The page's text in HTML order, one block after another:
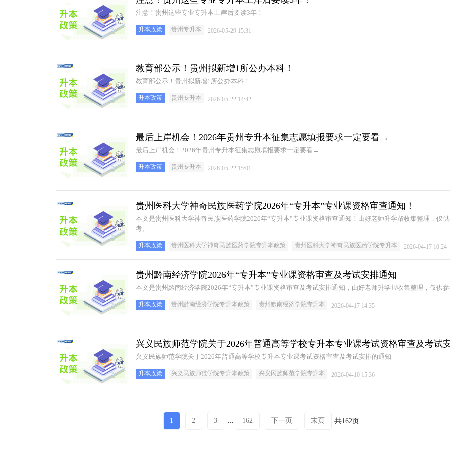
注意！贵州这些专业专升本上岸后要读3年！
升本政策 贵州专升本 2026-05-29 15:31
教育部公示！贵州拟新增1所公办本科！
教育部公示！贵州拟新增1所公办本科！
升本政策 贵州专升本 2026-05-22 14:42
最后上岸机会！2026年贵州专升本征集志愿填报要求一定要看→
最后上岸机会！2026年贵州专升本征集志愿填报要求一定要看→
升本政策 贵州专升本 2026-05-22 15:01
贵州医科大学神奇民族医药学院2026年“专升本”专业课资格审查通知！
本文是贵州医科大学神奇民族医药学院2026年“专升本”专业课资格审查通知！由好老师升学帮收集整理，仅
考。
升本政策 贵州医科大学神奇民族医药学院专升本政策 贵州医科大学神奇民族医药学院专升本 2026-04-17 10:24
贵州黔南经济学院2026年“专升本”专业课资格审查及考试安排通知
本文是贵州黔南经济学院2026年“专升本”专业课资格审查及考试安排通知，由好老师升学帮收集整理，仅供
升本政策 贵州黔南经济学院专升本政策 贵州黔南经济学院专升本 2026-04-17 14:35
兴义民族师范学院关于2026年普通高等学校专升本专业课考试资格审查及考试
兴义民族师范学院关于2026年普通高等学校专升本专业课考试资格审查及考试安排的通知
升本政策 兴义民族师范学院专升本政策 兴义民族师范学院专升本 2026-04-10 15:36
1 2 3 ... 162 下一页 末页 共162页